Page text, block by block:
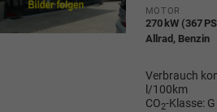
MOTOR
270 kW (367
Allrad, Benzin
Verbrauch
l/100km
CO2-Klasse: G